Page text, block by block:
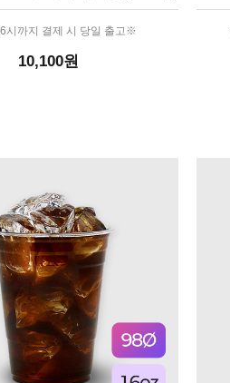
시까지 결제 시 당일 출고※
10,100원